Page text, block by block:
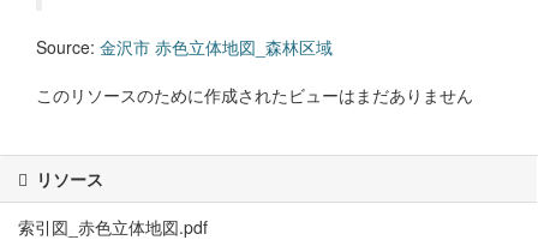
Source: 金沢市 赤色立体地図_森林区域
このリソースのために作成されたビューはまだありません
リソース
索引図_赤色立体地図.pdf